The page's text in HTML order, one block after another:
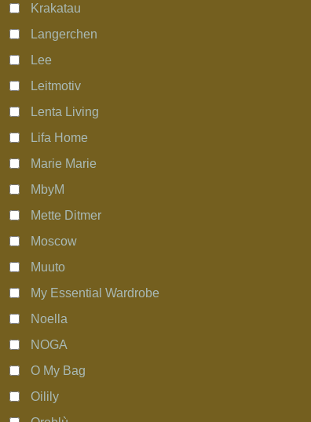
Krakatau
Langerchen
Lee
Leitmotiv
Lenta Living
Lifa Home
Marie Marie
MbyM
Mette Ditmer
Moscow
Muuto
My Essential Wardrobe
Noella
NOGA
O My Bag
Oilily